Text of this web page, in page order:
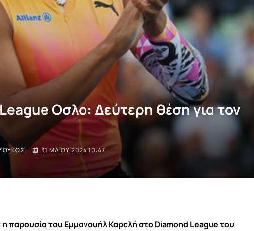
Οσλο: Δεύτερη θέση για τον
31 ΜΑΪ́ΟΥ 2024 10:47
η παρουσία του Εμμανουήλ Καραλή στο Diamond League του